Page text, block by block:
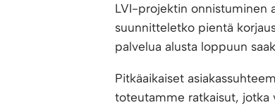
LVI-projektin onnistuminen
suunnitteletko pientä
palvelua alusta loppuun
Pitkäaikaiset
toteutamme ratkaisut, jotka